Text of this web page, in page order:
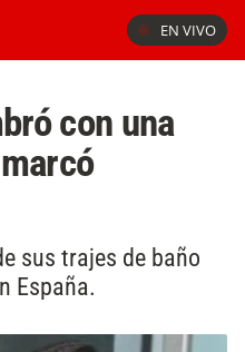
EN VIVO
con una
sus trajes de baño
España.